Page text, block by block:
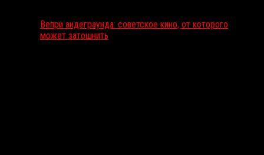
Вепри андеграунда: советское кино, от которого
может затошнить